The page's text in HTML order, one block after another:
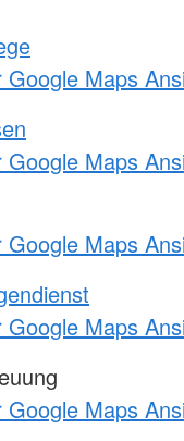
Google Maps
Google Maps
Google Maps
Google Maps
Google Maps